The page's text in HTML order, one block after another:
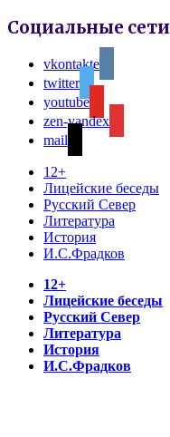
Социальные сети
vkontakte
twitter
youtube
zen-yandex
mail
12+
Лицейские беседы
Русский Север
Литература
История
И.С.Фрадков
12+
Лицейские беседы
Русский Север
Литература
История
И.С.Фрадков